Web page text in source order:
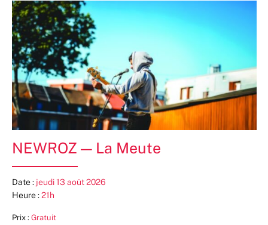
NEWROZ — La Meute
Date : jeudi 13 août 2026
Heure :21h
Prix : Gratuit